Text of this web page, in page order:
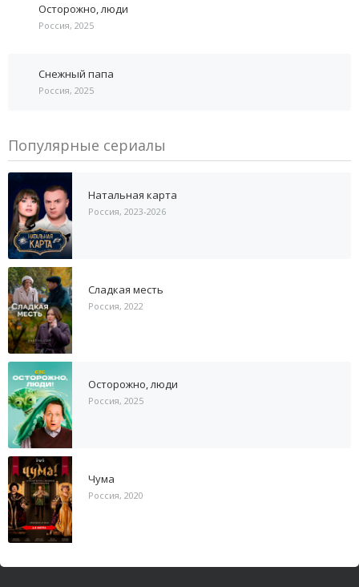
Осторожно, люди
Россия, 2025
Снежный папа
Россия, 2025
Популярные сериалы
Натальная карта
Россия, 2023-2026
Сладкая месть
Россия, 2022
Осторожно, люди
Россия, 2025
Чума
Россия, 2020